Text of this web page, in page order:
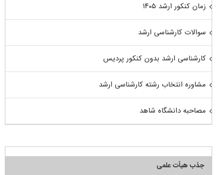
زمان کنکور ارشد ۱۴۰۵
سوالات کارشناسی ارشد
کارشناسی ارشد بدون کنکور پردیس
مشاوره انتخاب رشته کارشناسی ارشد
مصاحبه دانشگاه شاهد
جذب هیأت علمی